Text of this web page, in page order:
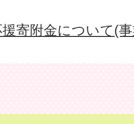
寄附金について(